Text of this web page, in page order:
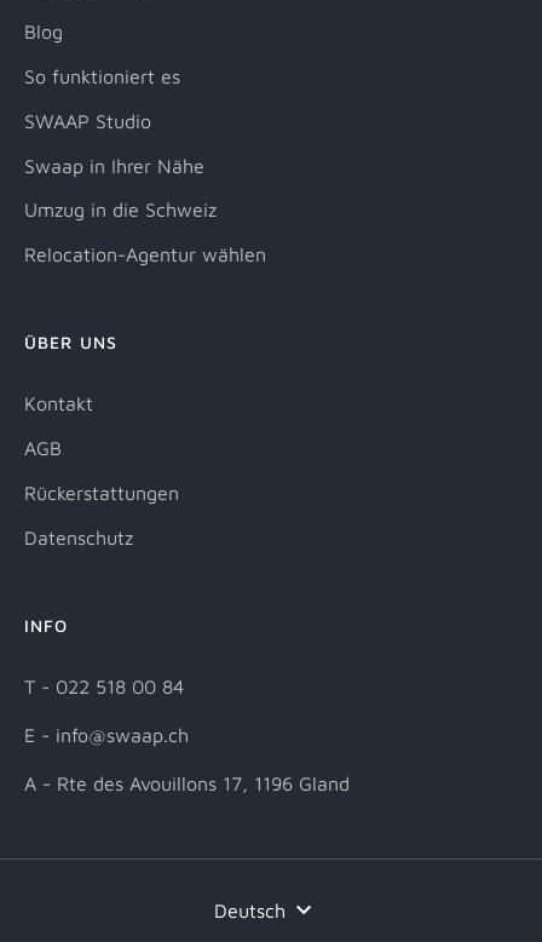
Blog
So funktioniert es
SWAAP Studio
Swaap in Ihrer Nähe
Umzug in die Schweiz
Relocation-Agentur wählen
ÜBER UNS
Kontakt
AGB
Rückerstattungen
Datenschutz
INFO
T - 022 518 00 84
E - info@swaap.ch
A - Rte des Avouillons 17, 1196 Gland
Deutsch